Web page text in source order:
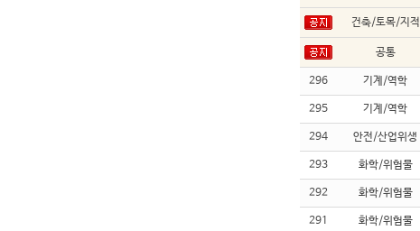
건축/토목/지적
공통
296 기계/역학
295 기계/역학
294 안전/산업위생
293 화학/위험물
292 화학/위험물
291 화학/위험물